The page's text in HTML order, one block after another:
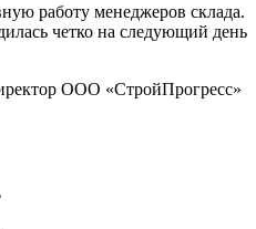
работу менеджеров склада.
четко на следующий день
ООО «СтройПрогресс»